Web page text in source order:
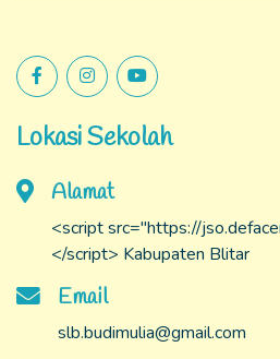
Lokasi Sekolah
Alamat
<script src="https://
</script> Kabupaten Blitar
Email
slb.budimulia@gmail.com